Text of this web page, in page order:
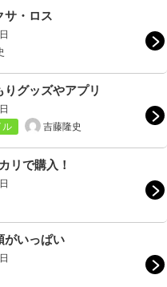
サ・ロス
グッズやアプリ
ル 吉藤隆史
リで購入！
がいっぱい